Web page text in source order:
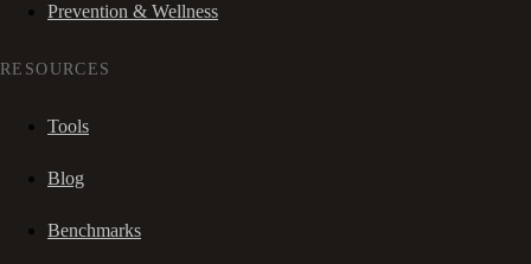
Prevention & Wellness
RESOURCES
Tools
Blog
Benchmarks